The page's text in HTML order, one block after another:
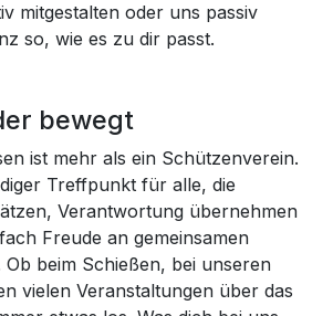
mitgestalten oder uns passiv
so, wie es zu dir passt.
bewegt
ist mehr als ein Schützenverein.
Treffpunkt für alle, die
Verantwortung übernehmen
Freude an gemeinsamen
beim Schießen, bei unseren
vielen Veranstaltungen über das